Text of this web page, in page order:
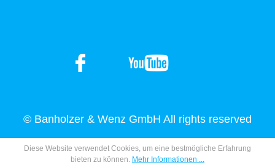
© Banholzer & Wenz GmbH All rights reserved
Diese Website verwendet Cookies, um eine bestmögliche Erfahrung
bieten zu können. Mehr Informationen ...